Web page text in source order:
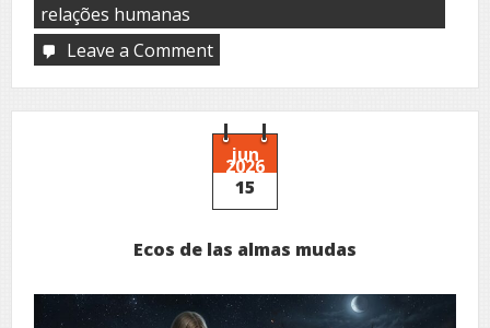
relações humanas
Leave a Commenton
jun
2026
15
Ecos de las almas mudas